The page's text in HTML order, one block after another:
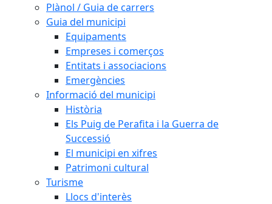
Plànol / Guia de carrers
Guia del municipi
Equipaments
Empreses i comerços
Entitats i associacions
Emergències
Informació del municipi
Història
Els Puig de Perafita i la Guerra de
Successió
El municipi en xifres
Patrimoni cultural
Turisme
Llocs d'interès